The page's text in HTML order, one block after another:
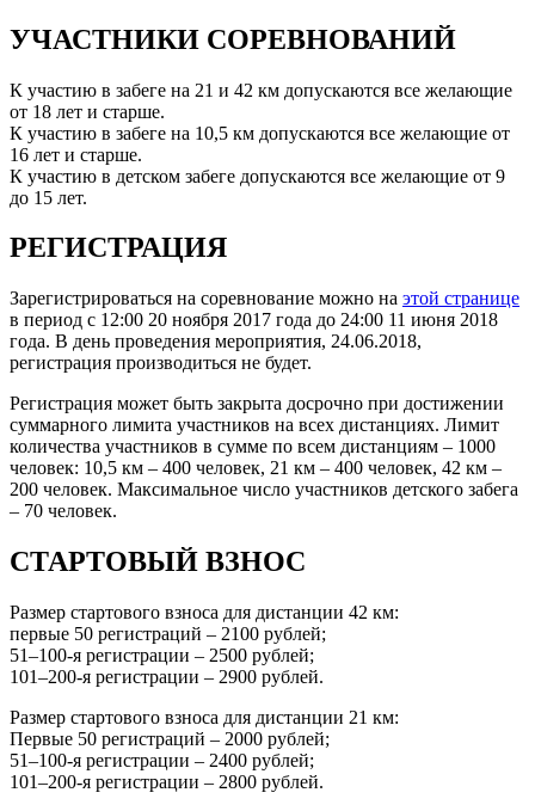
УЧАСТНИКИ СОРЕВНОВАНИЙ
К участию в забеге на 21 и 42 км допускаются все желающие
от 18 лет и старше.
К участию в забеге на 10,5 км допускаются все желающие от
16 лет и старше.
К участию в детском забеге допускаются все желающие от 9
до 15 лет.
РЕГИСТРАЦИЯ
Зарегистрироваться на соревнование можно на этой странице
в период с 12:00 20 ноября 2017 года до 24:00 11 июня 2018
года. В день проведения мероприятия, 24.06.2018,
регистрация производиться не будет.
Регистрация может быть закрыта досрочно при достижении
суммарного лимита участников на всех дистанциях. Лимит
количества участников в сумме по всем дистанциям – 1000
человек: 10,5 км – 400 человек, 21 км – 400 человек, 42 км –
200 человек. Максимальное число участников детского забега
– 70 человек.
СТАРТОВЫЙ ВЗНОС
Размер стартового взноса для дистанции 42 км:
первые 50 регистраций – 2100 рублей;
51–100-я регистрации – 2500 рублей;
101–200-я регистрации – 2900 рублей.
Размер стартового взноса для дистанции 21 км:
Первые 50 регистраций – 2000 рублей;
51–100-я регистрации – 2400 рублей;
101–200-я регистрации – 2800 рублей.